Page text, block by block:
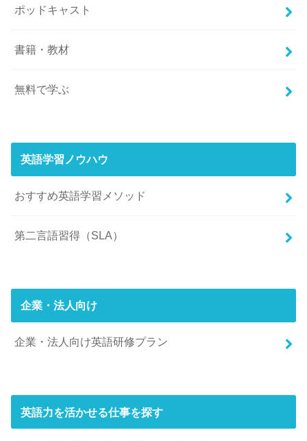
ポッドキャスト
書籍・教材
無料で学ぶ
英語学習ノウハウ
おすすめ英語学習メソッド
第二言語習得（SLA）
企業・法人向け
企業・法人向け英語研修プラン
英語力を活かせる仕事を探す